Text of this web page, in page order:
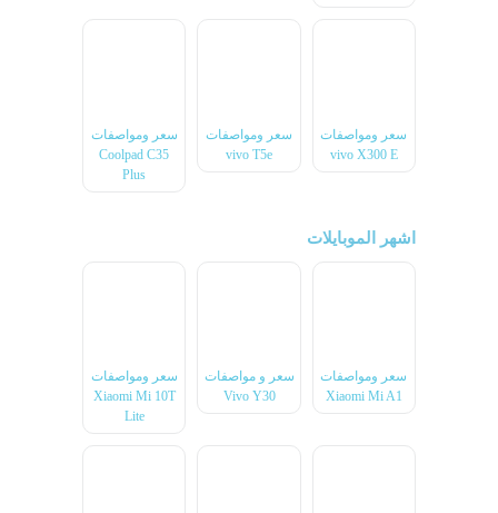
سعر ومواصفات
vivo X300 E
سعر ومواصفات
vivo T5e
سعر ومواصفات
Coolpad C35
Plus
اشهر الموبايلات
سعر ومواصفات
Xiaomi Mi A1
سعر و مواصفات
Vivo Y30
سعر ومواصفات
Xiaomi Mi 10T
Lite